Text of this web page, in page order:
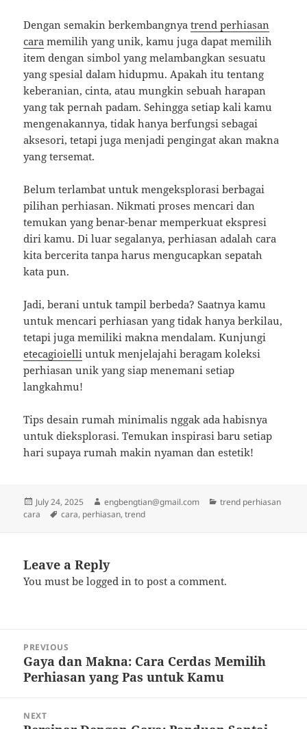
Dengan semakin berkembangnyatrend perhiasan
cara memilih yang unik, kamu juga dapat memilih
item dengan simbol yang melambangkan sesuatu
yang spesial dalam hidupmu. Apakah itu tentang
keberanian, cinta, atau mungkin sebuah harapan
yang tak pernah padam. Sehingga setiap kali kamu
mengenakannya, tidak hanya berfungsi sebagai
aksesori, tetapi juga menjadi pengingat akan makna
yang tersemat.
Belum terlambat untuk mengeksplorasi berbagai
pilihan perhiasan. Nikmati proses mencari dan
temukan yang benar-benar memperkuat ekspresi
diri kamu. Di luar segalanya, perhiasan adalah cara
kita bercerita tanpa harus mengucapkan sepatah
kata pun.
Jadi, berani untuk tampil berbeda? Saatnya kamu
untuk mencari perhiasan yang tidak hanya berkilau,
tetapi juga memiliki makna mendalam. Kunjungi
etecagioielli untuk menjelajahi beragam koleksi
perhiasan unik yang siap menemani setiap
langkahmu!
Tips desain rumah minimalis nggak ada habisnya
untuk dieksplorasi. Temukan inspirasi baru setiap
hari supaya rumah makin nyaman dan estetik!
Posted
on
July 24, 2025 Author
engbengtian@gmail.com Categories
trend perhiasan
cara
Tags
cara, perhiasan,trend
Leave a Reply
You must belogged in to post a comment.
navigation
PREVIOUS
Previous
post:
Gaya dan Makna: Cara Cerdas Memilih
Perhiasan yang Pas untuk Kamu
NEXT